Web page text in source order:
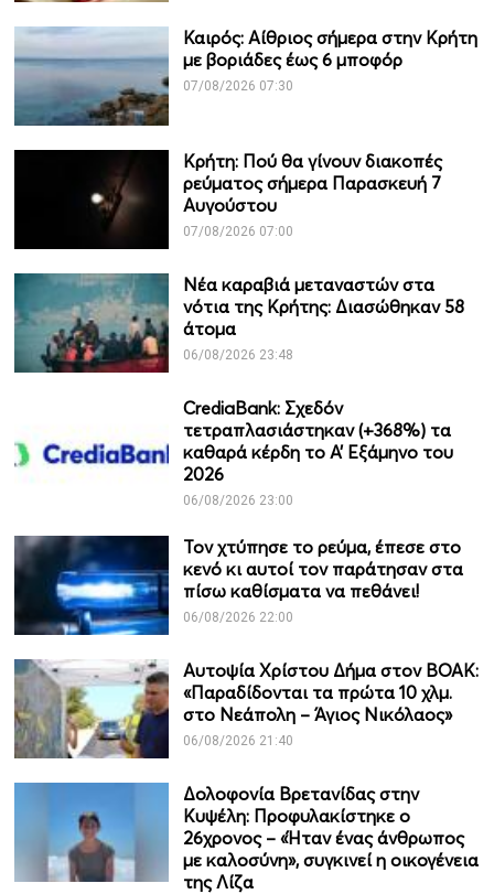
Καιρός: Αίθριος σήμερα στην Κρήτη
με βοριάδες έως 6 μποφόρ
07/08/2026 07:30
Κρήτη: Πού θα γίνουν διακοπές
ρεύματος σήμερα Παρασκευή 7
Αυγούστου
07/08/2026 07:00
Νέα καραβιά μεταναστών στα
νότια της Κρήτης: Διασώθηκαν 58
άτομα
06/08/2026 23:48
CrediaBank: Σχεδόν
τετραπλασιάστηκαν (+368%) τα
καθαρά κέρδη το Α’ Εξάμηνο του
2026
06/08/2026 23:00
Τον χτύπησε το ρεύμα, έπεσε στο
κενό κι αυτοί τον παράτησαν στα
πίσω καθίσματα να πεθάνει!
06/08/2026 22:00
Αυτοψία Χρίστου Δήμα στον ΒΟΑΚ:
«Παραδίδονται τα πρώτα 10 χλμ.
στο Νεάπολη – Άγιος Νικόλαος»
06/08/2026 21:40
Δολοφονία Βρετανίδας στην
Κυψέλη: Προφυλακίστηκε ο
26χρονος – «Ήταν ένας άνθρωπος
με καλοσύνη», συγκινεί η οικογένεια
της Λίζα